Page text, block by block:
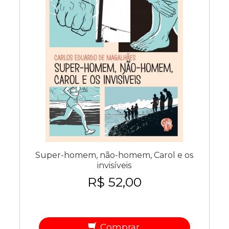
Super-homem, não-homem, Carol e os
invisíveis
R$ 52,00
Comprar